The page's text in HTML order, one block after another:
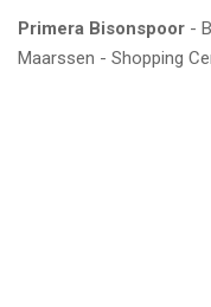
Primera Bisonspoor -
Maarssen - Shopping